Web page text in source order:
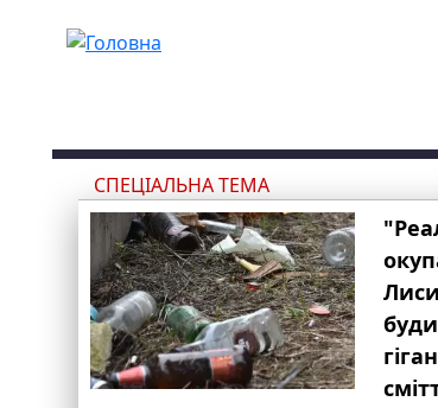
СПЕЦІАЛЬНА ТЕМА